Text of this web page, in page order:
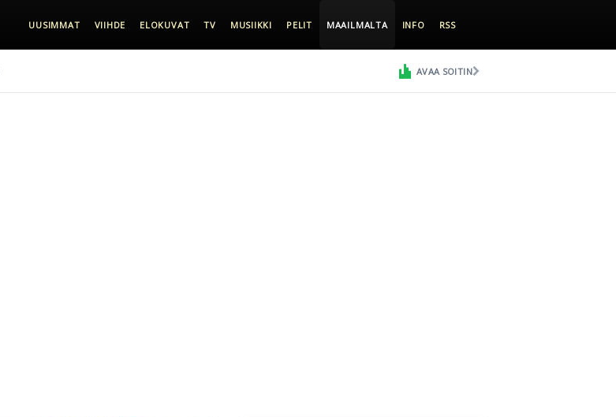
UUSIMMAT VIIHDE ELOKUVAT TV MUSIIKKI PELIT MAAILMALTA INFO RSS
AVAA SOITIN